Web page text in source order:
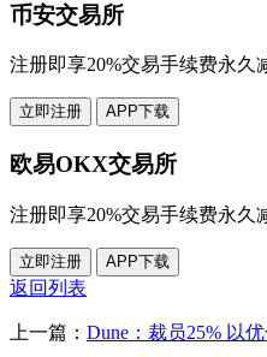
币安交易所
注册即享20%交易手续费永久
立即注册 APP下载
欧易OKX交易所
注册即享20%交易手续费永久
立即注册 APP下载
返回列表
上一篇： Dune：裁员25% 以